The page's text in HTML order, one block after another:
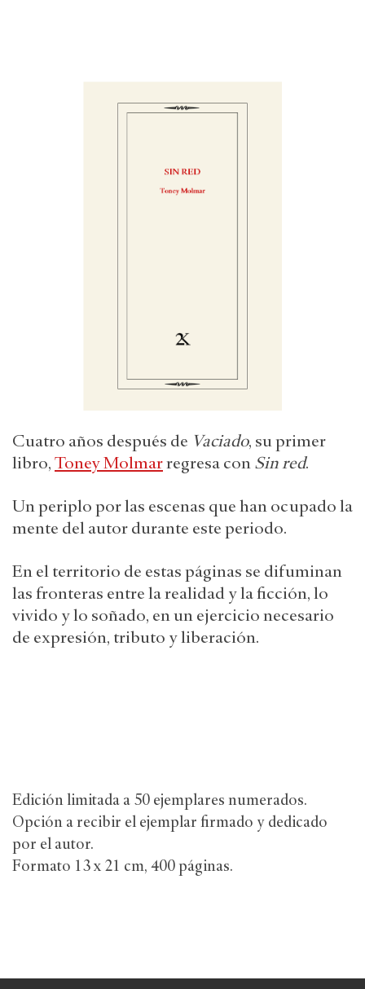
Cuatro años después de Vaciado, su primer
libro, Toney Molmar regresa con Sin red.
Un periplo por las escenas que han ocupado la
mente del autor durante este periodo.
En el territorio de estas páginas se difuminan
las fronteras entre la realidad y la ficción, lo
vivido y lo soñado, en un ejercicio necesario
de expresión, tributo y liberación.
Edición limitada a 50 ejemplares numerados.
Opción a recibir el ejemplar firmado y dedicado
por el autor.
Formato 13 x 21 cm, 400 páginas.